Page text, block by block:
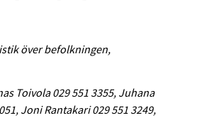
över befolkningen,
Toivola 029 551 3355, Juhana
Joni Rantakari 029 551 3249,